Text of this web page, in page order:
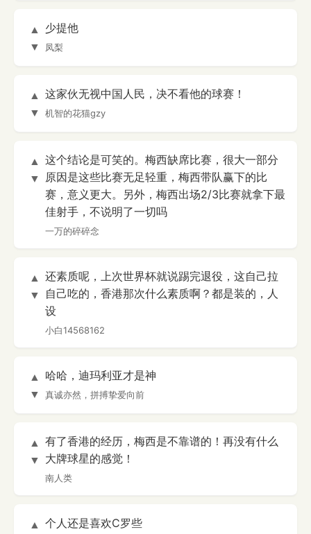
▲
▼
少提他
凤梨
▲
▼
这家伙无视中国人民，决不看他的球赛！
机智的花猫gzy
▲
▼
这个结论是可笑的。梅西缺席比赛，很大一部分
原因是这些比赛无足轻重，梅西带队赢下的比
赛，意义更大。另外，梅西出场2/3比赛就拿下最
佳射手，不说明了一切吗
一万的碎碎念
▲
▼
还素质呢，上次世界杯就说踢完退役，这自己拉
自己吃的，香港那次什么素质啊？都是装的，人
设
小白14568162
▲
▼
哈哈，迪玛利亚才是神
真诚亦然，拼搏挚爱向前
▲
▼
有了香港的经历，梅西是不靠谱的！再没有什么
大牌球星的感觉！
南人类
▲
个人还是喜欢C罗些